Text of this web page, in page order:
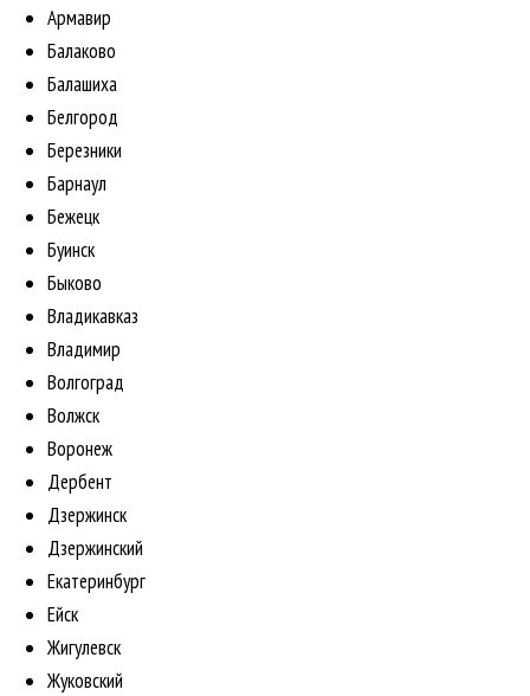
Армавир
Балаково
Балашиха
Белгород
Березники
Барнаул
Бежецк
Буинск
Быково
Владикавказ
Владимир
Волгоград
Волжск
Воронеж
Дербент
Дзержинск
Дзержинский
Екатеринбург
Ейск
Жигулевск
Жуковский